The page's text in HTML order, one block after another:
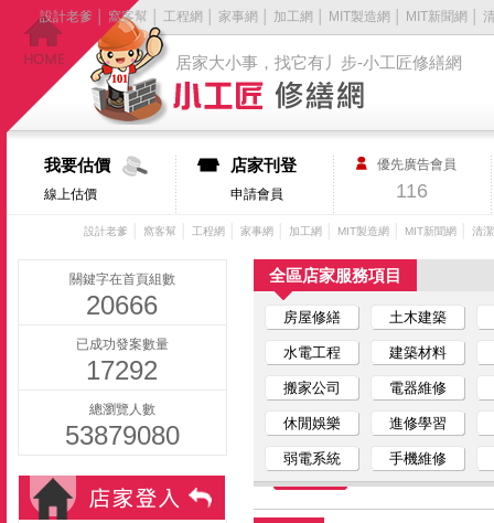
居家大小事，找它有丿步-小工匠修繕網
設計老爹 窩客幫 工程網 家事網 加工網 MIT製造網 MIT新聞網
我要估價
線上估價
店家刊登
申請會員
優先廣告會員
116
設計老爹 窩客幫 工程網 家事網 加工網 MIT製造網 MIT新聞網 清
關鍵字在首頁組數
20666
已成功發案數量
17292
總瀏覽人數
53879080
全區店家服務項目
房屋修繕 土木建築
水電工程 建築材料
搬家公司 電器維修
休閒娛樂 進修學習
弱電系統 手機維修